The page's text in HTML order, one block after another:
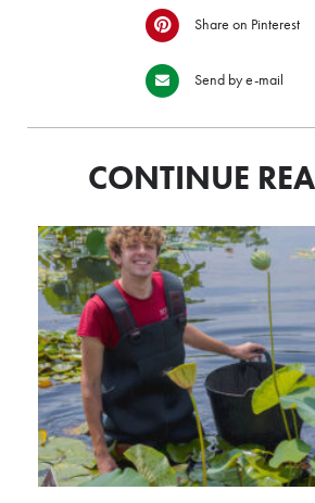
Share on Pinterest
Send by e-mail
CONTINUE